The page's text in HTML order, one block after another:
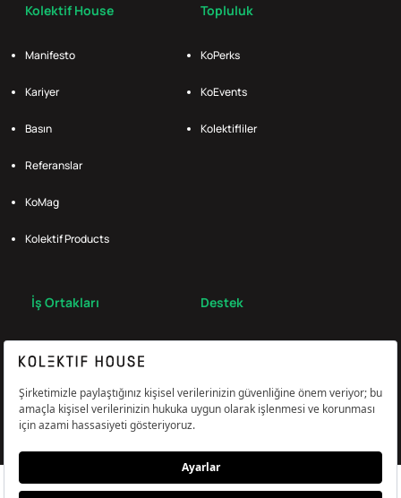
Kolektif House
Manifesto
Kariyer
Basın
Referanslar
KoMag
Kolektif Products
Topluluk
KoPerks
KoEvents
Kolektifliler
İş Ortakları Destek
Çerez Tercihlerini Yönetin